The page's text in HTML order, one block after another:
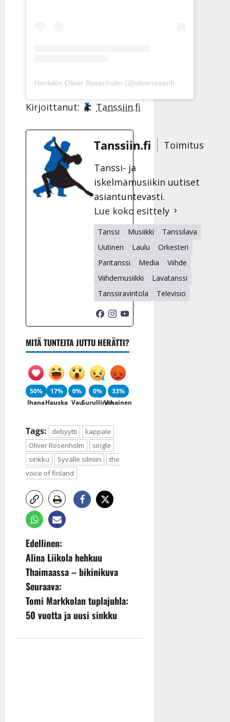
Kirjoittanut: Tanssiin.fi
Tanssiin.fi
Toimitus
Tanssi- ja
iskelmämusiikin uutiset
asiantuntevasti.
Lue koko esittely
Tanssi Musiikki
Tanssilava
Uutinen
Laulu
Orkesteri
Paritanssi
Media
Viihde
Viihdemusiikki
Lavatanssi
Tanssiravintola
Televisio
MITÄ TUNTEITA JUTTU HERÄTTI?
50%
Ihana
17%
Hauska
0%
Vau
0%
Surullinen
33%
Vihainen
Tags: debyytti
kappale
Oliver Rosenholm
single
sinkku
Syvälle silmiin
the
voice of finland
P
o
s
t
Edellinen:
Alina Liikola hehkuu
Thaimaassa – bikinikuva
Seuraava:
Tomi Markkolan tuplajuhla:
50 vuotta ja uusi sinkku